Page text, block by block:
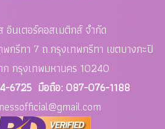
อินเตอร์คอสเมติกส์ จำกัด
กรีทา 7 ถ.กรุงเทพกรีทา เขตบางกะปิ
กรุงเทพมหานคร 10240
6725 มือถือ: 087-076-1188
@gmail.com